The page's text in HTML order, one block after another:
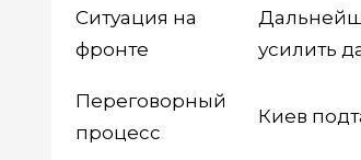
Ситуация на
фронте
усилить
Переговорный
процесс
Киев